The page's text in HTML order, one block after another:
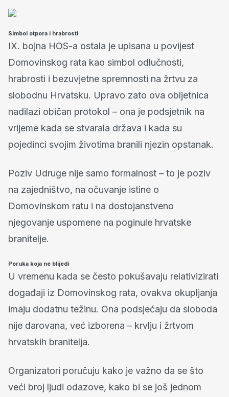
Simbol otpora i hrabrosti
IX. bojna HOS-a ostala je upisana u povijest
Domovinskog rata kao simbol odlučnosti,
hrabrosti i bezuvjetne spremnosti na žrtvu za
slobodnu Hrvatsku. Upravo zato ova obljetnica
nadilazi običan protokol – ona je podsjetnik na
vrijeme kada se stvarala država i kada su
pojedinci svojim životima branili njezin opstanak.
Poziv Udruge nije samo formalnost – to je poziv
na zajedništvo, na očuvanje istine o
Domovinskom ratu i na dostojanstveno
njegovanje uspomene na poginule hrvatske
branitelje.
Poruka koja ne blijedi
U vremenu kada se često pokušavaju relativizirati
događaji iz Domovinskog rata, ovakva okupljanja
imaju dodatnu težinu. Ona podsjećaju da sloboda
nije darovana, već izborena – krvlju i žrtvom
hrvatskih branitelja.
Organizatori poručuju kako je važno da se što
veći broj ljudi odazove, kako bi se još jednom